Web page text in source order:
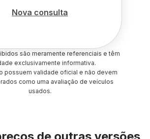
Nova consulta
são meramente referenciais e têm
exclusivamente informativa.
possuem validade oficial e não devem
como uma avaliação de veículos
usados.